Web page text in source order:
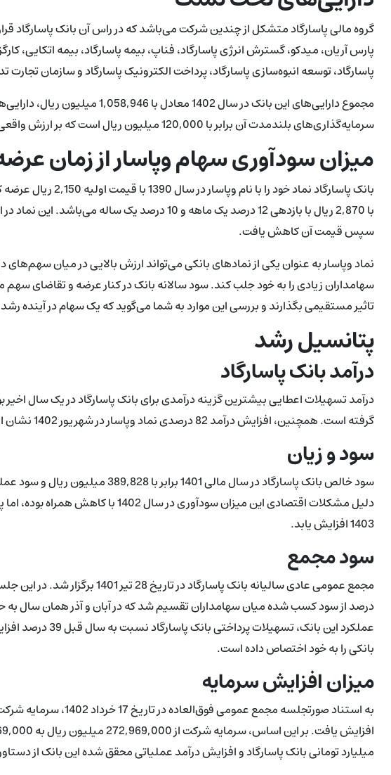
گروه مالی پاسارگاد متشکل از چندین شرکت می‌باشد که در راس آن بانک پاسارگاد
پارس آریان، میدکو، گسترش انرژی پاسارگاد، فناپ، بیمه پاسارگاد، بیمه اتکایی،
پاسارگاد، توسعه انبوه‌سازی پاسارگاد، پرداخت الکترونیک پاسارگاد و سازمان تجارت
سرمایه‌گذاری‌های بلندمدت آن برابر با 120,000 میلیون ریال است که بر ارزش واقعی سهام تاثیر مستقیمی می‌گذارند.
میزان سودآوری سهام وپاسار از زمان عرضه
سپس قیمت آن کاهش یافت.
نماد وپاسار به عنوان یکی از نمادهای بانکی می‌تواند ارزش بالایی در میان
سهامداران زیادی را به خود جلب کند. سود سالانه بانک در کنار عرضه و تقاضای
تاثیر مستقیمی بگذارند و بررسی این موارد به شما می‌گوید که یک سهام در آینده
پتانسیل رشد
درآمد بانک پاسارگاد
درآمد تسهیلات اعطایی بیشترین گزینه درآمدی برای بانک پاسارگاد در یک سال اخیر
گرفته است. همچنین، افزایش درآمد 82 درصدی نماد وپاسار در شهریور 1402 نشان از عملکرد خوب این بانک در این سال دارد.
سود و زیان
دلیل مشکلات اقتصادی این میزان سودآوری
1403 افزایش یابد.
سود مجمع
درصد از سود کسب شده میان سهامداران تقسیم شد که در آبان و آذر همان سال
بانکی را به خود اختصاص داده است.
میزان افزایش سرمایه
میلیارد تومانی بانک پاسارگاد و افزایش درآمد عملیاتی محقق شده این بانک از دستاوردهای